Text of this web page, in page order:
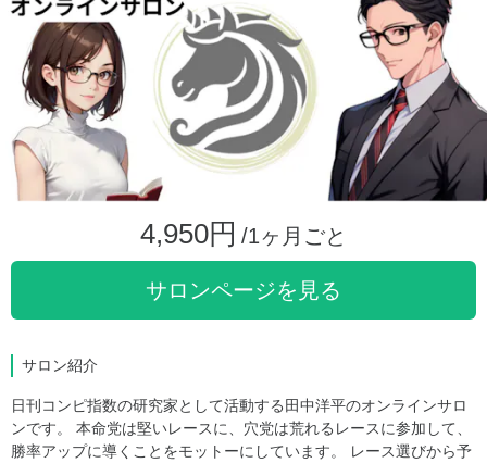
4,950円 /1ヶ月ごと
サロンページを見る
サロン紹介
日刊コンピ指数の研究家として活動する田中洋平のオンラインサロ
ンです。 本命党は堅いレースに、穴党は荒れるレースに参加して、
勝率アップに導くことをモットーにしています。 レース選びから予